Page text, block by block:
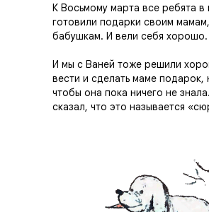
К Восьмому марта все ребята
готовили подарки своим
бабушкам. И вели себя хорошо.
И мы с Ваней тоже решили
вести и сделать маме подарок,
чтобы она пока ничего не
сказал, что это называется